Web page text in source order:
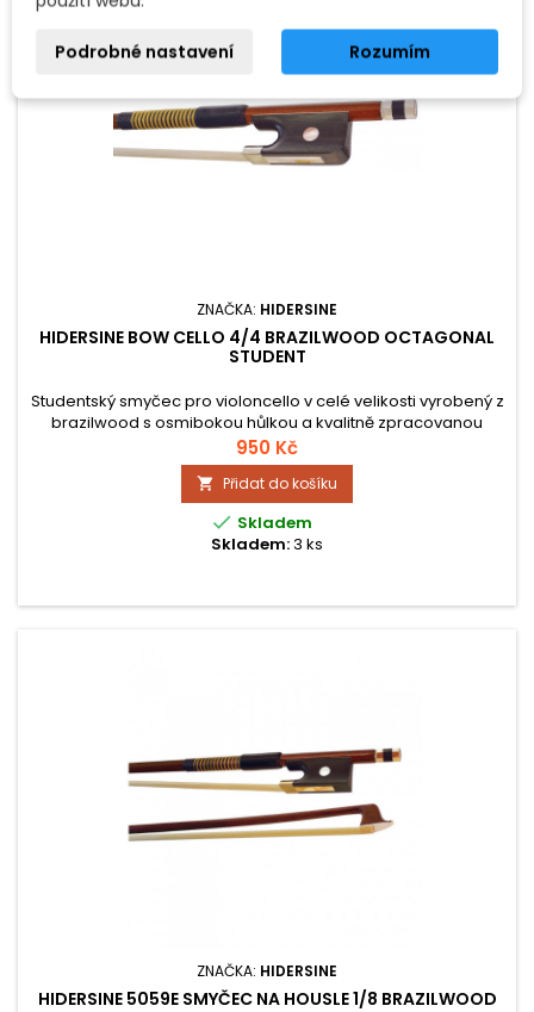
ZNAČKA: HIDERSINE
HIDERSINE BOW CELLO 4/4 BRAZILWOOD OCTAGONAL
STUDENT
Studentský smyčec pro violoncello v celé velikosti vyrobený z
brazilwood s osmibokou hůlkou a kvalitně zpracovanou
žabkou.
950 Kč
 Přidat do košíku
 Skladem
Skladem:3 ks
ZNAČKA: HIDERSINE
HIDERSINE 5059E SMYČEC NA HOUSLE 1/8 BRAZILWOOD
Podrobné nastavení Rozumím